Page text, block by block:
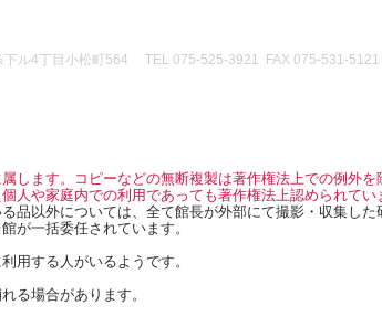
下ル4丁目小松町564 TEL 075-525-3921 FAX 075-531-5121
します。コピーなどの無断複製は著作権法上での例外を
や家庭内での利用であっても著作権法上認められてい
品以外については、全て館長が外部にて撮影・収集した
が一括委任されています。
用する人がいるようです。
る場合があります。